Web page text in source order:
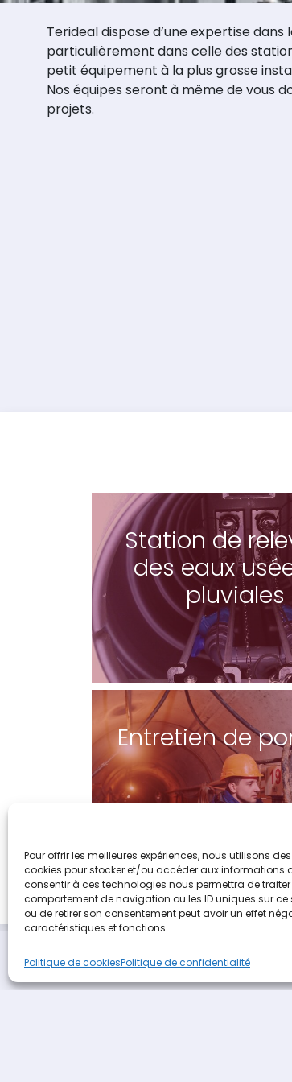
Pour offrir les meilleures expériences, nous utilisons
cookies pour stocker et/ou accéder aux informations
consentir à ces technologies nous permettra de
comportement de navigation ou les ID uniques sur ce
ou de retirer son consentement peut avoir un effet
caractéristiques et fonctions.
Politique de cookiesPolitique de confidentialité
Terideal dispose d’une expertise
particulièrement dans celle des
petit équipement à la plus grosse
Nos équipes seront à même de vous
projets.
Station de
des eaux
pluviales
Entretien de